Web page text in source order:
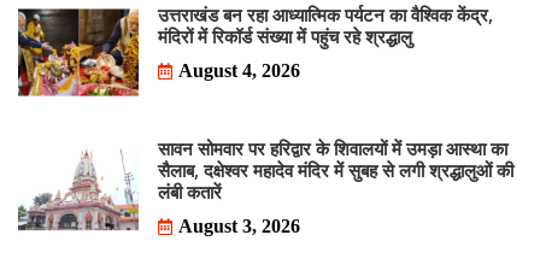
उत्तराखंड बन रहा आध्यात्मिक पर्यटन का वैश्विक केंद्र,
मंदिरों में रिकॉर्ड संख्या में पहुंच रहे श्रद्धालु
August 4, 2026
सावन सोमवार पर हरिद्वार के शिवालयों में उमड़ा आस्था का
सैलाब, दक्षेश्वर महादेव मंदिर में सुबह से लगी श्रद्धालुओं की
लंबी कतारें
August 3, 2026